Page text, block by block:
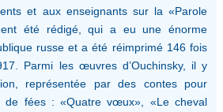
et aux enseignants sur la «Parole
été rédigé, qui a eu une énorme
russe et a été réimprimé 146 fois
Parmi les œuvres d’Ouchinsky, il y
représentée par des contes pour
de fées : «Quatre vœux», «Le cheval